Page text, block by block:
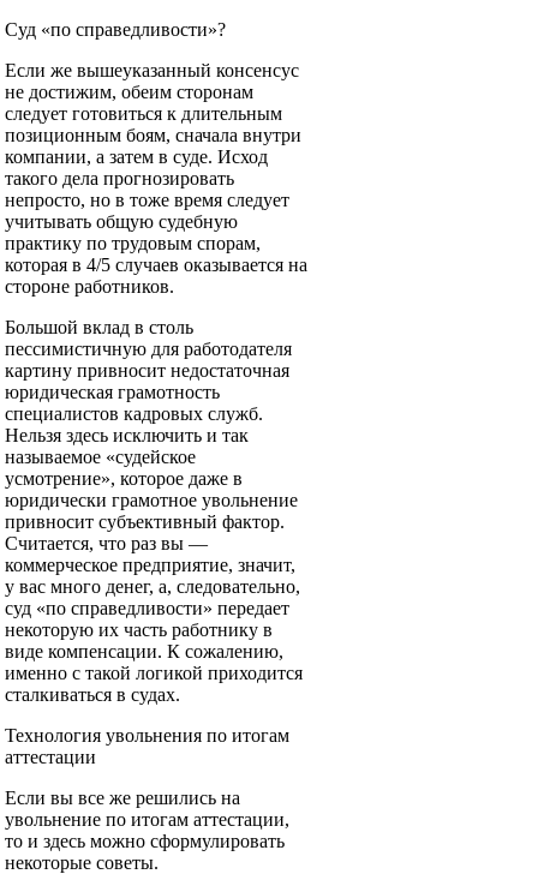
Суд «по справедливости»?
Если же вышеуказанный консенсус
не достижим, обеим сторонам
следует готовиться к длительным
позиционным боям, сначала внутри
компании, а затем в суде. Исход
такого дела прогнозировать
непросто, но в тоже время следует
учитывать общую судебную
практику по трудовым спорам,
которая в 4/5 случаев оказывается на
стороне работников.
Большой вклад в столь
пессимистичную для работодателя
картину привносит недостаточная
юридическая грамотность
специалистов кадровых служб.
Нельзя здесь исключить и так
называемое «судейское
усмотрение», которое даже в
юридически грамотное увольнение
привносит субъективный фактор.
Считается, что раз вы —
коммерческое предприятие, значит,
у вас много денег, а, следовательно,
суд «по справедливости» передает
некоторую их часть работнику в
виде компенсации. К сожалению,
именно с такой логикой приходится
сталкиваться в судах.
Технология увольнения по итогам
аттестации
Если вы все же решились на
увольнение по итогам аттестации,
то и здесь можно сформулировать
некоторые советы.